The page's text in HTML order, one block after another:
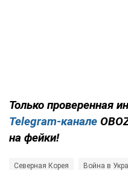
Только проверенная
Telegram-канале
на фейки!
Северная Корея Война в